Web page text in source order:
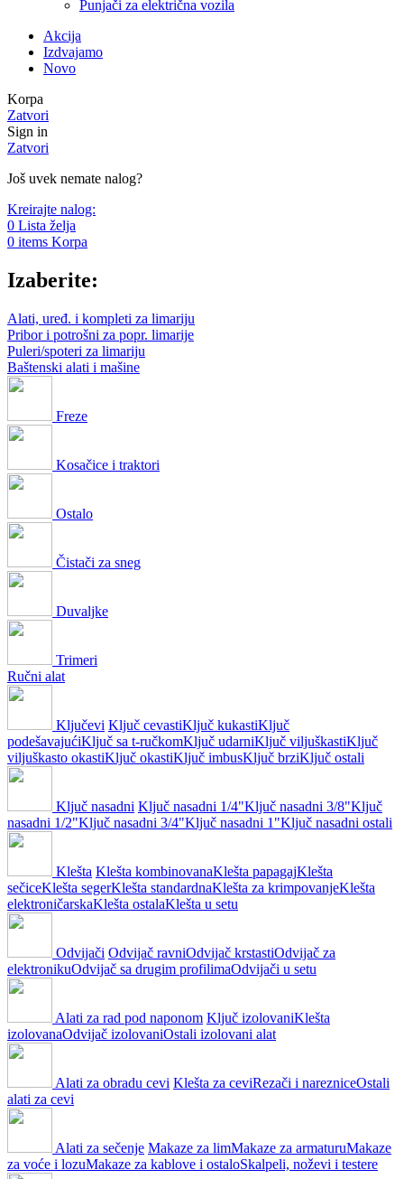
Punjači za električna vozila
Akcija
Izdvajamo
Novo
Korpa
Zatvori
Sign in
Zatvori
Još uvek nemate nalog?
Kreirajte nalog:
0 Lista želja
0 items Korpa
Izaberite:
Alati, uređ. i kompleti za limariju
Pribor i potrošni za popr. limarije
Puleri/spoteri za limariju
Baštenski alati i mašine
Freze
Kosačice i traktori
Ostalo
Čistači za sneg
Duvaljke
Trimeri
Ručni alat
Ključevi Ključ cevastiKljuč kukastiKljuč
podešavajućiKljuč sa t-ručkomKljuč udarniKljuč viljuškastiKljuč
viljuškasto okastiKljuč okastiKljuč imbusKljuč brziKljuč ostali
Ključ nasadni Ključ nasadni 1/4"Ključ nasadni 3/8"Ključ
nasadni 1/2"Ključ nasadni 3/4"Ključ nasadni 1"Ključ nasadni ostali
Klešta Klešta kombinovanaKlešta papagajKlešta
sečiceKlešta segerKlešta standardnaKlešta za krimpovanjeKlešta
elektroničarskaKlešta ostalaKlešta u setu
Odvijači Odvijač ravniOdvijač krstastiOdvijač za
elektronikuOdvijač sa drugim profilimaOdvijači u setu
Alati za rad pod naponom Ključ izolovaniKlešta
izolovanaOdvijač izolovaniOstali izolovani alat
Alati za obradu cevi Klešta za ceviRezači i narezniceOstali
alati za cevi
Alati za sečenje Makaze za limMakaze za armaturuMakaze
za voće i lozuMakaze za kablove i ostaloSkalpeli, noževi i testere